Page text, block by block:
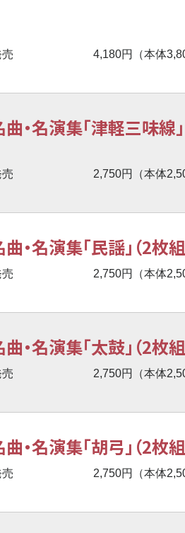
4,180円（本体
・名演集「津軽三味線」
2,750円（本体
名演集「民謡」（2枚組
2,750円（本体
名演集「太鼓」（2枚組
2,750円（本体
名演集「胡弓」（2枚組
2,750円（本体